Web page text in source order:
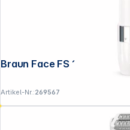
Artikel-Nr.:269567